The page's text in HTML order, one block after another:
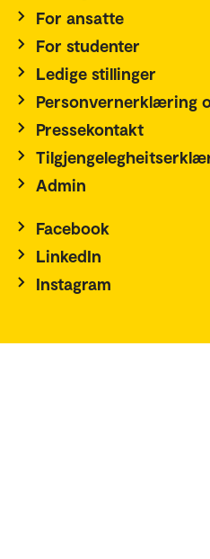
For ansatte
For studenter
Ledige stillinger
Personvernerklæring
Pressekontakt
Admin
Facebook
LinkedIn
Instagram